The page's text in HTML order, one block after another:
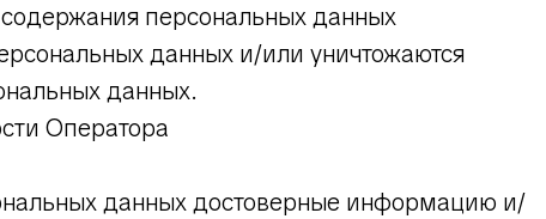
персональных данных
данных и/или уничтожаются
данных.
Оператора
данных достоверные информацию и/